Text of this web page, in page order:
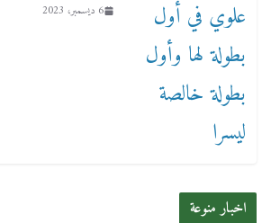
6 ديسمبر، 2023
اخبار منوعة